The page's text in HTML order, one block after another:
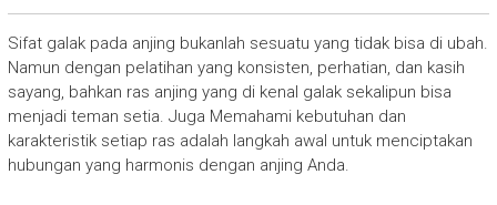
Sifat galak pada anjing bukanlah sesuatu yang tidak bisa di ubah.
Namun dengan pelatihan yang konsisten, perhatian, dan kasih
sayang, bahkan ras anjing yang di kenal galak sekalipun bisa
menjadi teman setia. Juga Memahami kebutuhan dan
karakteristik setiap ras adalah langkah awal untuk menciptakan
hubungan yang harmonis dengan anjing Anda.